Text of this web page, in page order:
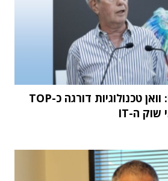
מחקר STKI השנתי: וואן טכנולוגיות דורגה כ-TOP